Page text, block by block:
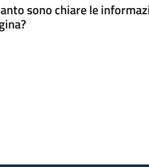
sono chiare le